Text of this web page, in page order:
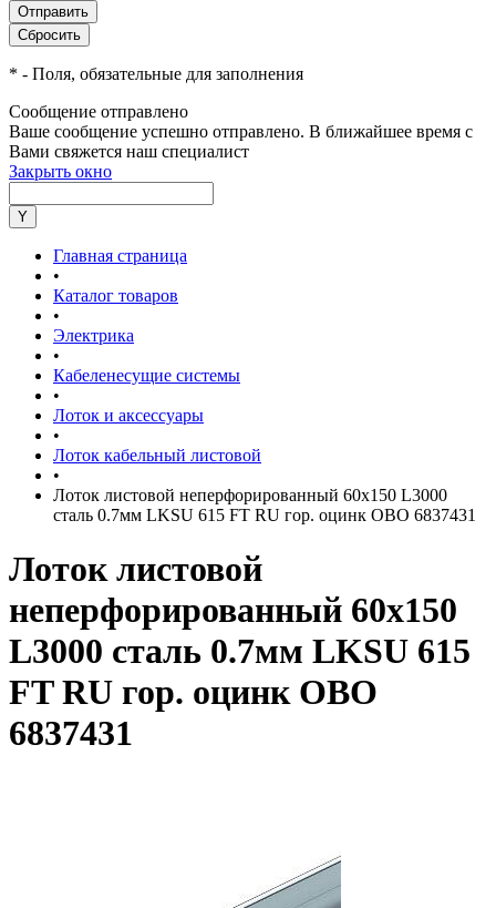
* - Поля, обязательные для заполнения
Сообщение отправлено
Ваше сообщение успешно отправлено. В ближайшее время с
Вами свяжется наш специалист
Закрыть окно
Главная страница
•
Каталог товаров
•
Электрика
•
Кабеленесущие системы
•
Лоток и аксессуары
•
Лоток кабельный листовой
•
Лоток листовой неперфорированный 60х150 L3000
сталь 0.7мм LKSU 615 FT RU гор. оцинк OBO 6837431
Лоток листовой
неперфорированный 60х150
L3000 сталь 0.7мм LKSU 615
FT RU гор. оцинк OBO
6837431